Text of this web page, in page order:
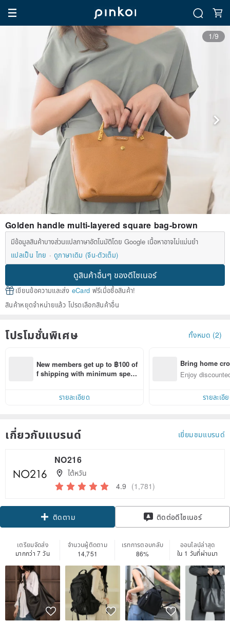
1/9
Golden handle multi-layered square bag-brown
มีข้อมูลสินค้าบางส่วนแปลภาษาอัตโนมัติโดย Google เนื้อหาอาจไม่แม่นยำ
แปลเป็น ไทย
ดูภาษาเดิม (จีน-ตัวเต็ม)
ดูสินค้าอื่นๆ ของดีไซเนอร์
เขียนข้อความและส่ง eCard ฟรีเมื่อซื้อสินค้า!
สินค้าหยุดจำหน่ายแล้ว โปรดเลือกสินค้าอื่น
โปรโมชั่นพิเศษ ทั้งหมด (2)
New members get up to ฿100 of
f shipping with minimum spen
within 7 days!
รายละเอียด
Bring home
n with ease
Enjoy
รายละเอี
เกี่ยวกับแบรนด์ เยี่ยมชมแบรนด์
NO216
ไต้หวัน
4.9 (1,781)
ติดตาม ติดต่อดีไซเนอร์
เตรียมจัดส่ง
มากกว่า 7 วัน
จำนวนผู้ติดตาม
14,751
เรทการตอบกลับ
86%
ออนไลน์ล่าสุด
ใน 1 วันที่ผ่านมา